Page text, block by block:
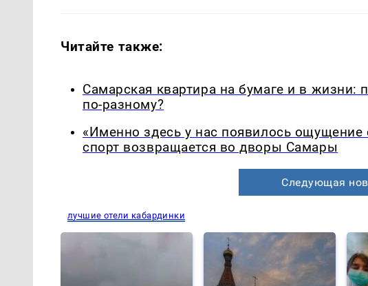
Читайте также:
Самарская квартира на бумаге и в
по-разному?
«Именно здесь у нас появилось ощущение
спорт возвращается во дворы Самары
Следующая
лучшие отели кабардинки